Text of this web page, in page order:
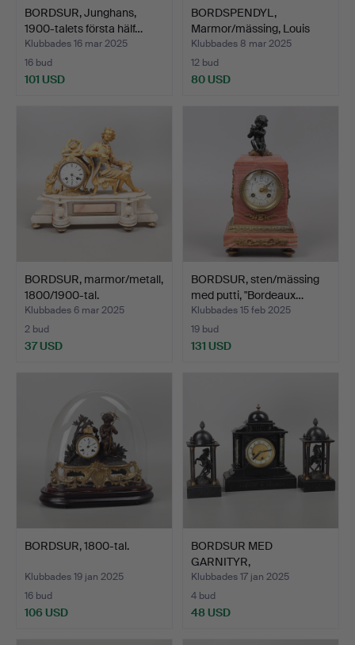
BORDSUR, Junghans,
1900-talets första hälf…
Klubbades 16 mar 2025
16 bud
101 USD
BORDSPENDYL,
Marmor/mässing, Louis
XVI-sti…
Klubbades 8 mar 2025
12 bud
80 USD
BORDSUR, marmor/metall,
1800/1900-tal.
Klubbades 6 mar 2025
2 bud
37 USD
BORDSUR, sten/mässing
med putti, "Bordeaux…
Klubbades 15 feb 2025
19 bud
131 USD
BORDSUR, 1800-tal.
Klubbades 19 jan 2025
16 bud
106 USD
BORDSUR MED
GARNITYR,
marmor/metall, 1800-…
Klubbades 17 jan 2025
4 bud
48 USD